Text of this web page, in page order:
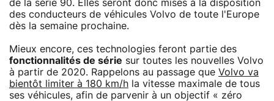
de la série 90. Elles seront donc mises à la disposition
des conducteurs de véhicules Volvo de toute l'Europe
dès la semaine prochaine.
Mieux encore, ces technologies feront partie des
fonctionnalités de série sur toutes les nouvelles Volvo
à partir de 2020. Rappelons au passage que Volvo va
bientôt limiter à 180 km/h la vitesse maximale de tous
ses véhicules, afin de parvenir à un objectif « zéro